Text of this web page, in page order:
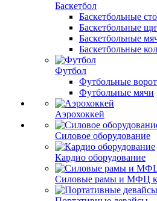
Баскетбол
Баскетбольные
Баскетбольные
Баскетбольные
Баскетбольные
Футбол
Футбольные
Футбольные мячи
Аэрохоккей
Силовое оборудование
Кардио оборудование
Силовые рамы и МФЦ